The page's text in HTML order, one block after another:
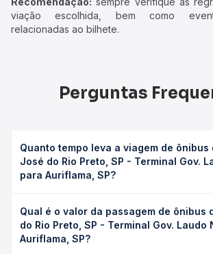
viação escolhida, bem como
relacionadas ao bilhete.
Perguntas
Quanto tempo leva a viagem de ônibus
José do Rio Preto, SP - Terminal Gov.
para Auriflama, SP?
Terminal Gov. Laudo Natel para Auriflama,
média 2h 55min, podendo variar
de serviço (convencional, executivo ou
Qual é o valor da passagem de ônibus
do Rio Preto, SP - Terminal Gov. Laudo
Auriflama, SP?